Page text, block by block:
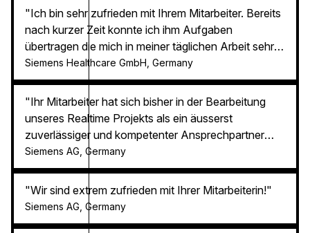
vertraglich vereinbarten Zeit intern in unsere Teams
übernehmen und freuen uns auf eine weitere
Zusammenarbeit."
"Ich bin sehr zufrieden mit Ihrem Mitarbeiter. Bereits
nach kurzer Zeit konnte ich ihm Aufgaben
übertragen die mich in meiner täglichen Arbeit sehr
entlasten. Hr. Y. ist ein wertvolles Teammitglied,
seine in anderen Branchen gesammelten
Erfahrungen aus dem Bereich Usability Engineering
geben uns neue Impulse und lassen unser Produkt
noch weiter reifen. Speziell seine
Anwenderorientierung und Vorschläge zur
als Lieferant weiterempfehlen."
Siemens Healthcare GmbH, Germany
"Ihr Mitarbeiter hat sich bisher in der Bearbeitung
unseres Realtime Projekts als ein äusserst
zuverlässiger und kompetenter Ansprechpartner
erwiesen. Ich freue mich auf die weitere
Zusammenarbeit, auch mit der Projektleitung von
SCHERER Ingenieure."
Siemens AG, Germany
"Wir sind extrem zufrieden mit Ihrer Mitarbeiterin!"
Siemens AG, Germany